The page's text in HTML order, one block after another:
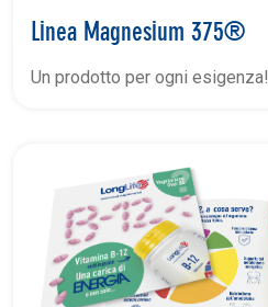
Linea Magnesium 375®
Un prodotto per ogni esigenza!